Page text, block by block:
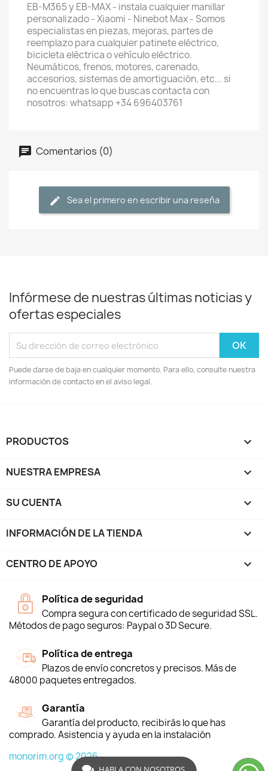
EB-M365 y EB-MAX - instala cualquier manillar
personalizado - Xiaomi - Ninebot Max - Somos
especialistas en piezas, mejoras, partes de
reemplazo para cualquier patinete eléctrico,
bicicleta eléctrica o vehículo eléctrico.
Neumáticos, frenos, motores, carenado,
accesorios, sistemas de amortiguación, etc... si
no encuentras lo que buscas contacta con
nosotros: whatsapp +34 696403761
Comentarios (0)
Sea el primero en escribir una reseña
Infórmese de nuestras últimas noticias y
ofertas especiales
Puede darse de baja en cualquier momento. Para ello, consulte nuestra
información de contacto en el aviso legal.
PRODUCTOS 
NUESTRA EMPRESA 
SU CUENTA 
INFORMACIÓN DE LA TIENDA keyboard_arrow_down
CENTRO DE APOYO 
Política de seguridad
Compra segura con certificado de seguridad SSL.
Métodos de pago seguros: Paypal o 3D Secure.
Política de entrega
Plazos de envío concretos y precisos. Más de
48000 paquetes entregados.
Garantía
Garantía del producto, recibirás lo que has
comprado. Asistencia y ayuda en la instalación
monorim.org © 2026